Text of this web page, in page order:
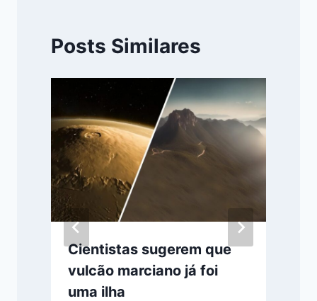
Posts Similares
Cientistas sugerem que
vulcão marciano já foi
uma ilha